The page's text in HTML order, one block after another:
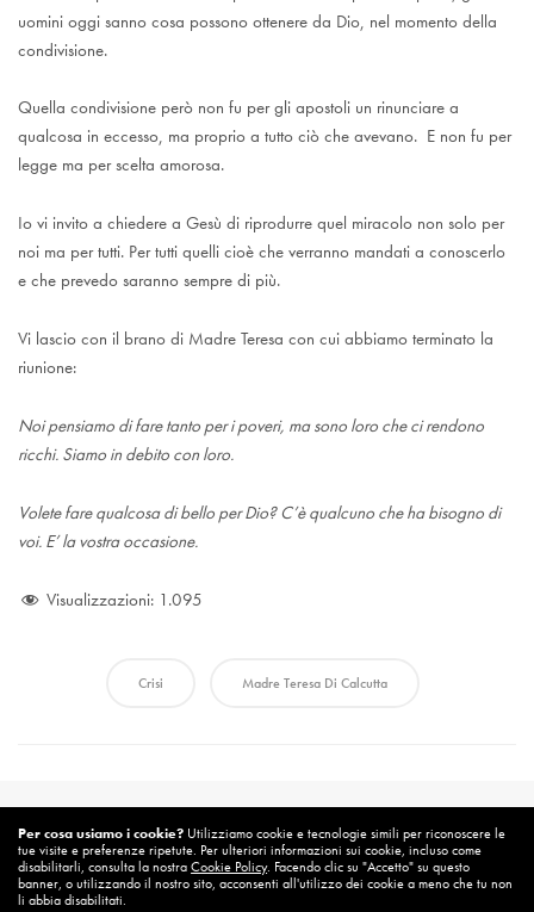
uomini oggi sanno cosa possono ottenere da Dio, nel momento della
condivisione.
Quella condivisione però non fu per gli apostoli un rinunciare a
qualcosa in eccesso, ma proprio a tutto ciò che avevano. E non fu per
legge ma per scelta amorosa.
Io vi invito a chiedere a Gesù di riprodurre quel miracolo non solo per
noi ma per tutti. Per tutti quelli cioè che verranno mandati a conoscerlo
e che prevedo saranno sempre di più.
Vi lascio con il brano di Madre Teresa con cui abbiamo terminato la
riunione:
Noi pensiamo di fare tanto per i poveri, ma sono loro che ci rendono
ricchi. Siamo in debito con loro.
Volete fare qualcosa di bello per Dio? C’è qualcuno che ha bisogno di
voi. E’ la vostra occasione.
Visualizzazioni: 1.095
Crisi Madre Teresa Di Calcutta
Per cosa usiamo i cookie? Utilizziamo cookie e tecnologie simili per riconoscere le
tue visite e preferenze ripetute. Per ulteriori informazioni sui cookie, incluso come
disabilitarli, consulta la nostraCookie Policy. Facendo clic su "Accetto" su questo
banner, o utilizzando il nostro sito, acconsenti all'utilizzo dei cookie a meno che tu non
li abbia disabilitati.